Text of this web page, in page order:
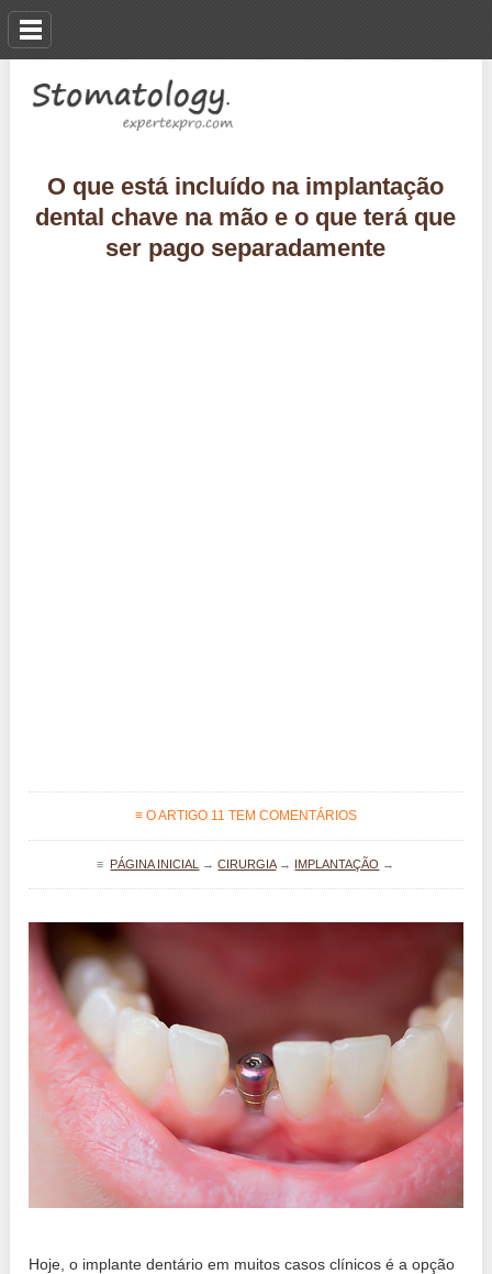
O que está incluído na implantação
dental chave na mão e o que terá que
ser pago separadamente
≡ O ARTIGO 11 TEM COMENTÁRIOS
≡ PÁGINA INICIAL →CIRURGIA→ IMPLANTAÇÃO →
Hoje, o implante dentário em muitos casos clínicos é a opção